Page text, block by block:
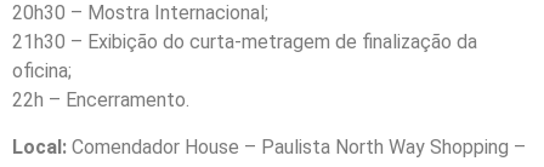
20h30 – Mostra Internacional;
21h30 – Exibição do curta-metragem de finalização da
oficina;
22h – Encerramento.
Local: Comendador House – Paulista North Way Shopping –